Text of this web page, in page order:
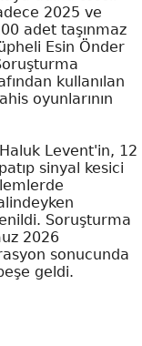
2025 ve
adet taşınmaz
Esin Önder
kullanılan
oyunlarının
Levent'in, 12
sinyal kesici
Soruşturma
2026
sonucunda
geldi.